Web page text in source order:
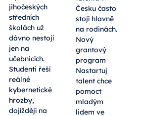
Výuka na
jihočeských
středních
školách už
dávno nestojí
jen na
učebnicích.
Studenti řeší
reálné
kybernetické
Rozvoj
talentu v
Česku často
stojí hlavně
na rodinách.
Nový
grantový
program
Nastartuj
talent chce
pomoct